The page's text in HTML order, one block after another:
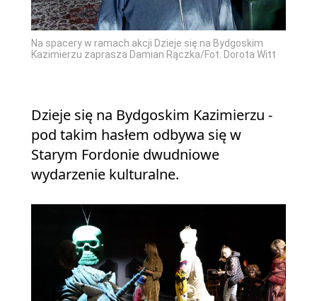
Na spacery w ramach akcji Dzieje się na Bydgoskim
Kazimierzu zaprasza Damian Rączka/Fot. Dorota Witt
Dzieje się na Bydgoskim Kazimierzu -
pod takim hasłem odbywa się w
Starym Fordonie dwudniowe
wydarzenie kulturalne.